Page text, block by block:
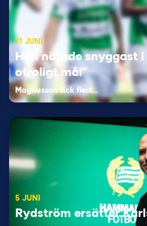
11 JUNI
Han nätade snyggast
otroligt mål”
Magnusson fick flest…
5 JUNI
Rydström ersätter